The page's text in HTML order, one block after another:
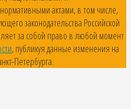
актами, в том числе,
законодательства Российской
за собой право в любой момент
, публикуя данные изменения на
Петербурга.